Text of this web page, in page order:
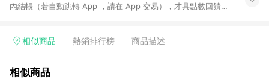
內結帳（若自動跳轉 App ，請在 App 交易），才具點數回饋資
請更新至 3.9 才具贈點資格。 5. 點數將於廠商出貨後 30 天後發
車標示為準。 7. LINE購物導購回饋無法與媽咪愛站上折價券並
相似商品 熱銷排行榜 商品描述
相似商品